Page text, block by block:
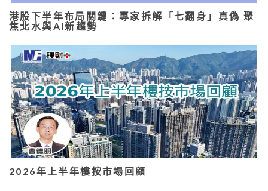
港股下半年布局關鍵：專家拆解「七翻身」真偽 聚
焦北水與AI新趨勢
2026年上半年樓按市場回顧